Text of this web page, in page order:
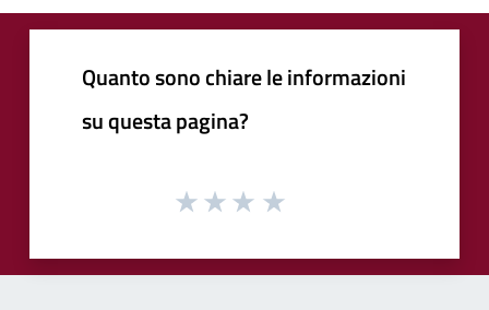
Quanto sono chiare le informazioni
su questa pagina?